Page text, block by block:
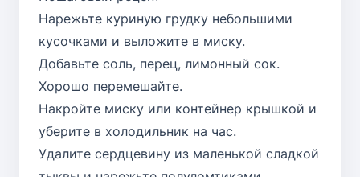
Нарежьте куриную грудку небольшими
кусочками и выложите в миску.
Добавьте соль, перец, лимонный сок.
Хорошо перемешайте.
Накройте миску или контейнер крышкой и
уберите в холодильник на час.
Удалите сердцевину из маленькой сладкой